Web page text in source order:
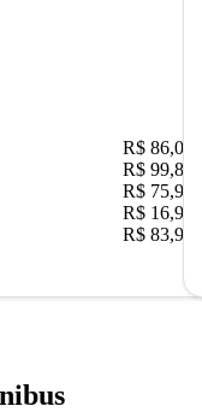
R$ 86,00
R$ 99,89
R$ 75,90
R$ 16,90
R$ 83,90